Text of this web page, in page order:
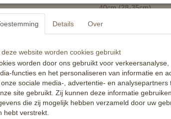
40cm (28-35cm)
45cm (33-41cm)
55cm (41-49cm)
60cm (46-58cm)
65cm (48-62cm)
Reacties
Details Over
deze website worden cookies gebruikt
worden door ons gebruikt voor
functies en het personaliseren van informatie en
sociale media-, advertentie- en
site gebruikt. Zij kunnen deze informatie
die zij mogelijk hebben verzameld door uw
hebt verstrekt.